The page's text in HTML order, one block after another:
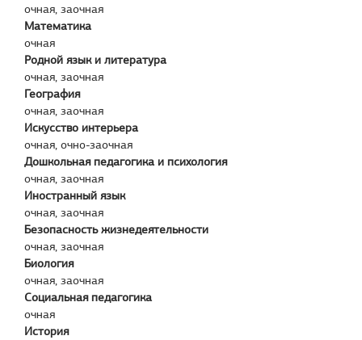
очная, заочная
Математика
очная
Родной язык и литература
очная, заочная
География
очная, заочная
Искусство интерьера
очная, очно-заочная
Дошкольная педагогика и психология
очная, заочная
Иностранный язык
очная, заочная
Безопасность жизнедеятельности
очная, заочная
Биология
очная, заочная
Социальная педагогика
очная
История